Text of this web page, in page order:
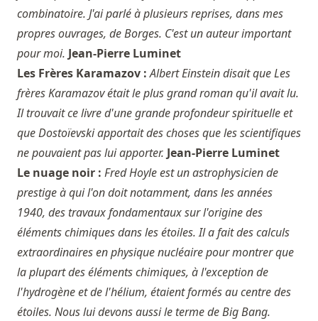
combinatoire. J'ai parlé à plusieurs reprises, dans mes
propres ouvrages, de Borges. C'est un auteur important
pour moi. Jean-Pierre Luminet
Les Frères Karamazov :Albert Einstein disait que Les
frères Karamazov était le plus grand roman qu'il avait lu.
Il trouvait ce livre d'une grande profondeur spirituelle et
que Dostoïevski apportait des choses que les scientifiques
ne pouvaient pas lui apporter. Jean-Pierre Luminet
Le nuage noir : Fred Hoyle est un astrophysicien de
prestige à qui l'on doit notamment, dans les années
1940, des travaux fondamentaux sur l'origine des
éléments chimiques dans les étoiles. Il a fait des calculs
extraordinaires en physique nucléaire pour montrer que
la plupart des éléments chimiques, à l'exception de
l'hydrogène et de l'hélium, étaient formés au centre des
étoiles. Nous lui devons aussi le terme de Big Bang.